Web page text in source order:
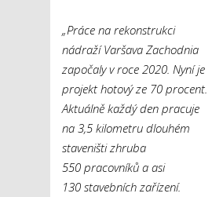
„Práce na rekonstrukci
nádraží Varšava Zachodnia
započaly v roce 2020. Nyní je
projekt hotový ze 70 procent.
Aktuálně každý den pracuje
na 3,5 kilometru dlouhém
staveništi zhruba
550 pracovníků a asi
130 stavebních zařízení.